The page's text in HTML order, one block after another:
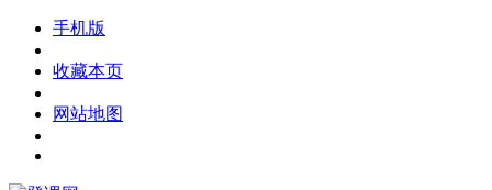
手机版
收藏本页
网站地图